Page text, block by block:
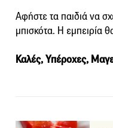
Αφήστε τα παιδιά να
μπισκότα. Η εμπειρία
Καλές, Υπέροχες,